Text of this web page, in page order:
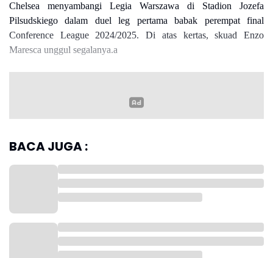
Read more
Chelsea menyambangi Legia Warszawa di Stadion Jozefa
Pilsudskiego dalam duel leg pertama babak perempat final
Conference League 2024/2025. Di atas kertas, skuad Enzo
Maresca unggul segalanya.a
Kali ini Chelsea tampil dominan sejak menit pertama, meski
rotasi seperti biasanya untuk Conference League.
BACA JUGA :